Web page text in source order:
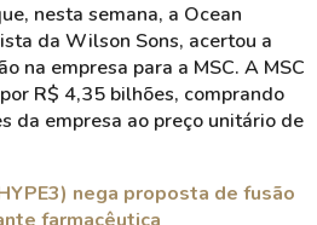
nesta semana, a Ocean
da Wilson Sons, acertou a
na empresa para a MSC. A MSC
R$ 4,35 bilhões, comprando
da empresa ao preço unitário de
nega proposta de fusão